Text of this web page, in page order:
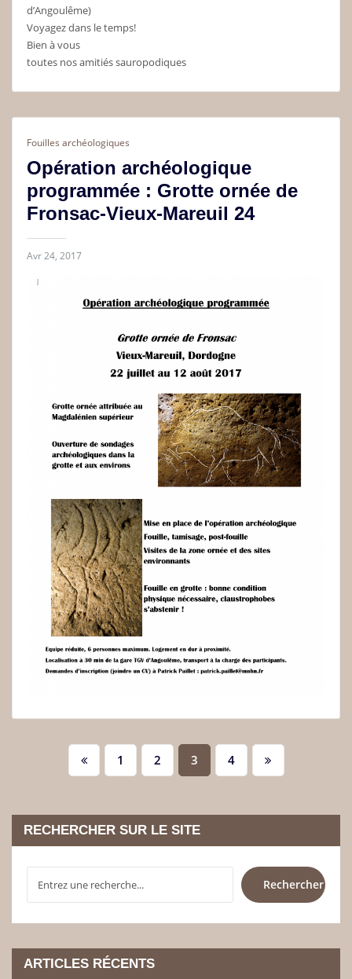
d’Angoulême)
Voyagez dans le temps!
Bien à vous
toutes nos amitiés sauropodiques
Fouilles archéologiques
Opération archéologique
programmée : Grotte ornée de
Fronsac-Vieux-Mareuil 24
Avr 24, 2017
Pagination
publications
1 2 3 4
RECHERCHER SUR LE SITE
RECHERCHER
Rechercher
ARTICLES RÉCENTS